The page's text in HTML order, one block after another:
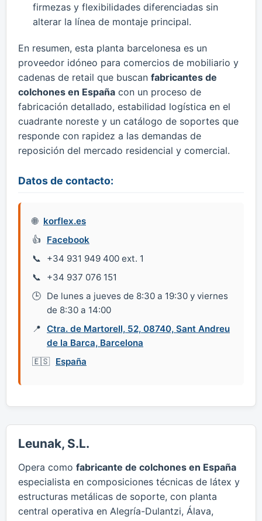
firmezas y flexibilidades diferenciadas sin
alterar la línea de montaje principal.
En resumen, esta planta barcelonesa es un
proveedor idóneo para comercios de mobiliario y
cadenas de retail que buscan fabricantes de
colchones en España con un proceso de
fabricación detallado, estabilidad logística en el
cuadrante noreste y un catálogo de soportes que
responde con rapidez a las demandas de
reposición del mercado residencial y comercial.
Datos de contacto:
korflex.es
Facebook
+34 931 949 400 ext. 1
+34 937 076 151
De lunes a jueves de 8:30 a 19:30 y viernes
de 8:30 a 14:00
Ctra. de Martorell, 52, 08740, Sant Andreu
de la Barca, Barcelona
España
Leunak, S.L.
Opera como fabricante de colchones en España
especialista en composiciones técnicas de látex y
estructuras metálicas de soporte, con planta
central operativa en Alegría-Dulantzi, Álava,